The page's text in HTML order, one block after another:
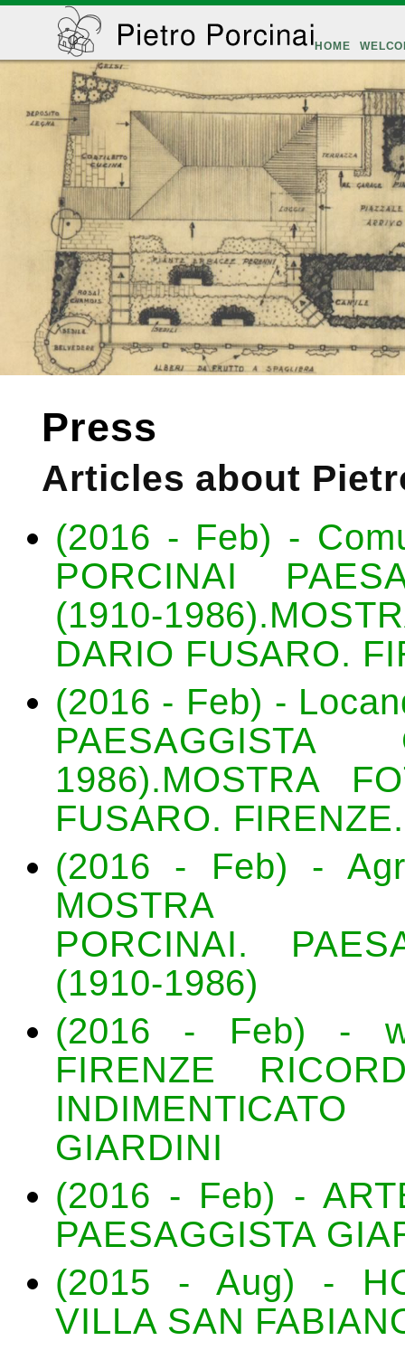
HOME
Press
Articles about
(2016 - Feb) -
PORCINAI
(1910-
DARIO FUSARO.
(2016 - Feb) -
PAESAGGISTA
1986).MOSTRA
FUSARO. FIRENZE.
(2016 - Feb) -
MOSTRA
PORCINAI.
(1910-1986)
(2016 - Feb) -
FIRENZE
GIARDINI
(2016 - Feb) -
PAESAGGISTA
(2015 - Aug) -
VILLA SAN